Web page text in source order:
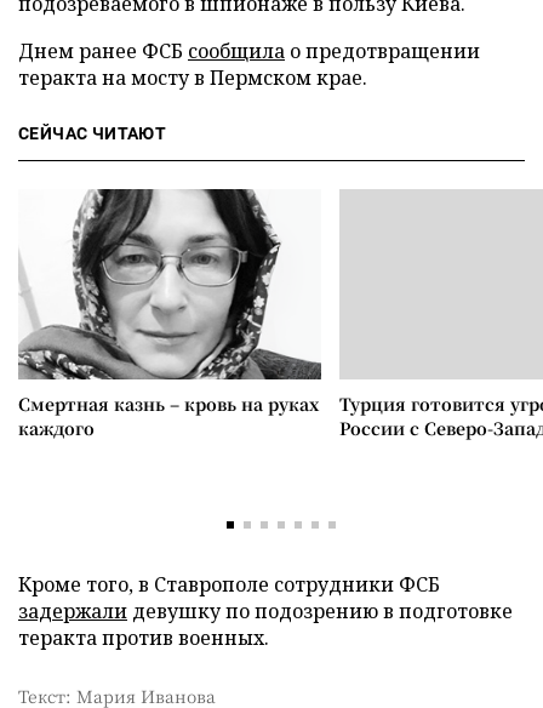
Днем ранее ФСБ сообщила о предотвращении
теракта на мосту в Пермском крае.
СЕЙЧАС ЧИТАЮТ
Смертная казнь – кровь на руках
каждого
Турция готовится
России с Северо-
Кроме того, в Ставрополе сотрудники ФСБ
задержали девушку по подозрению в подготовке
теракта против военных.
Текст: Мария Иванова